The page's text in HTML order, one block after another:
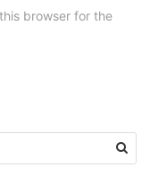
browser for the